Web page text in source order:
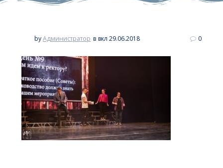
byАдминистратор в вкл 29.06.2018 0